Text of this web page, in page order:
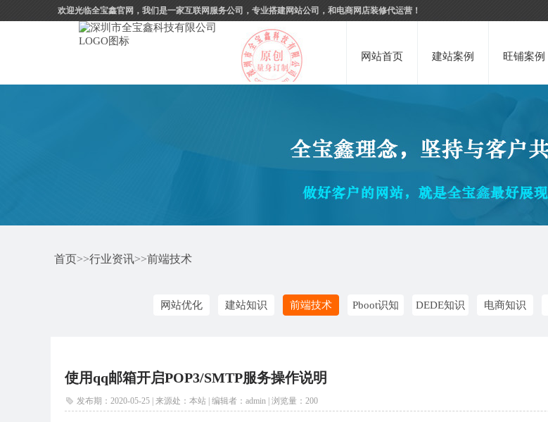
欢迎光临全宝鑫官网，我们是一家互联网服务公司，专业搭建网站公司，和电商网店装修代运营！
网站首页 建站案例 旺铺案例
首页>>行业资讯>>前端技术
网站优化 建站知识 前端技术 Pboot识知 DEDE知识 电商知识
使用qq邮箱开启POP3/SMTP服务操作说明
发布期：2020-05-25 | 来源处：本站 | 编辑者：admin | 浏览量： 200